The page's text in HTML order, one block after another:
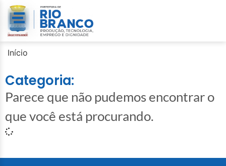
Início
Categoria:
Parece que não pudemos encontrar o
que você está procurando.